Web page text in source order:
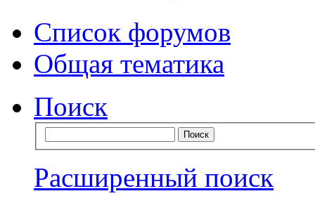
Список форумов
Общая тематика
Поиск
Расширенный поиск